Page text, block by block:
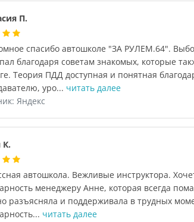
П.
спасибо автошколе "ЗА РУЛЕМ.64".
благодаря советам знакомых, которые
Теория ПДД доступная и понятная
уро... читать далее
Яндекс
К.
автошкола. Вежливые инструктора.
менеджеру Анне, которая всегда
разъясняла и поддерживала в трудных
читать далее